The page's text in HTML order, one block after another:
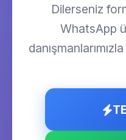
Dilerseniz
WhatsApp